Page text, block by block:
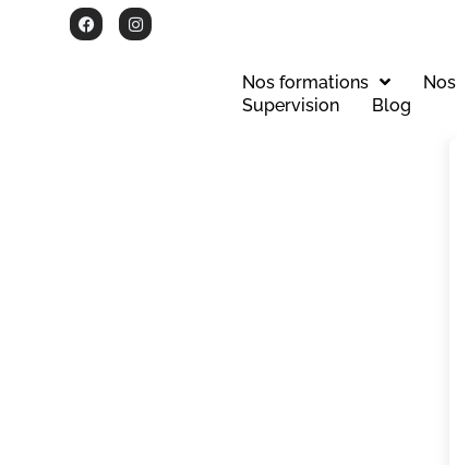
Nos formations
Supervision
Blog